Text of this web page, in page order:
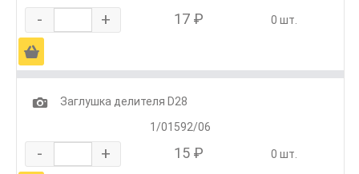
- + 17 ₽ 0 шт.
Ä
1
Заглушка делителя D28
1/01592/06
- + 15 ₽ 0 шт.